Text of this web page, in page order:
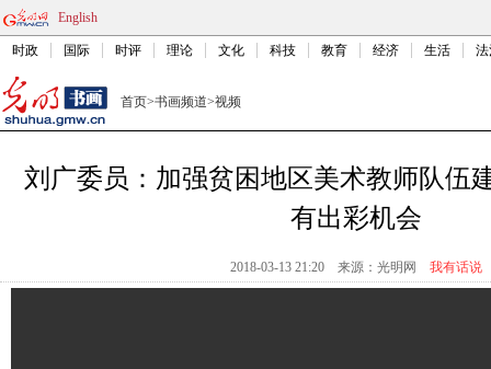
English
时政 国际 时评 理论 文化 科技 教育 经济 生活
首页>书画频道>视频
刘广委员：加强贫困地区美术教师队伍
有出彩机会
2018-03-13 21:20 来源： 光明网 我有话说